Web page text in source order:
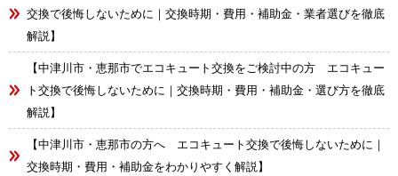
交換で後悔しないために｜交換時期・費用・補助金・業者選びを徹底
解説】
【中津川市・恵那市でエコキュート交換をご検討中の方 エコキュー
ト交換で後悔しないために｜交換時期・費用・補助金・選び方を徹底
解説】
【中津川市・恵那市の方へ エコキュート交換で後悔しないために｜
交換時期・費用・補助金をわかりやすく解説】